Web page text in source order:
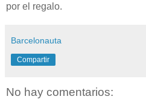
por el regalo.
Barcelonauta
Compartir
No hay comentarios: